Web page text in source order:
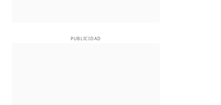
PUBLICIDAD